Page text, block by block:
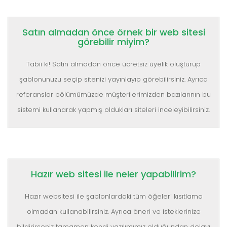
Satın almadan önce örnek bir web sitesi
görebilir miyim?
Tabii ki! Satın almadan önce ücretsiz üyelik oluşturup
şablonunuzu seçip sitenizi yayınlayıp görebilirsiniz. Ayrıca
referanslar bölümümüzde müşterilerimizden bazılarının bu
sistemi kullanarak yapmış oldukları siteleri inceleyibilirsiniz.
Hazır web sitesi ile neler yapabilirim?
Hazır websitesi ile şablonlardaki tüm öğeleri kısıtlama
olmadan kullanabilirsiniz. Ayrıca öneri ve isteklerinize